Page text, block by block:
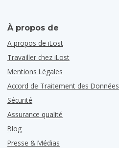
À propos de
A propos de iLost
Travailler chez iLost
Mentions Légales
Accord de Traitement des Données
Sécurité
Assurance qualité
Blog
Presse & Médias